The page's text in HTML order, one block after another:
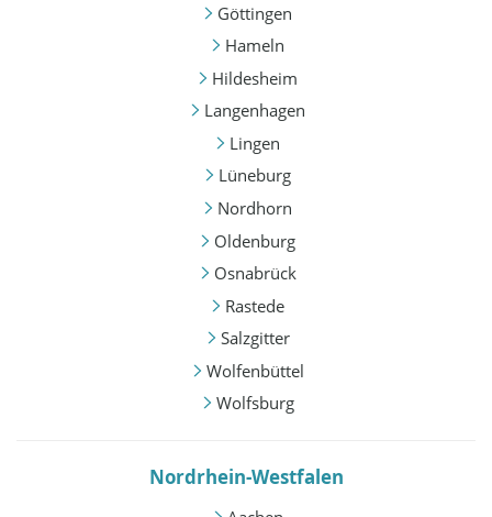
Göttingen
Hameln
Hildesheim
Langenhagen
Lingen
Lüneburg
Nordhorn
Oldenburg
Osnabrück
Rastede
Salzgitter
Wolfenbüttel
Wolfsburg
Nordrhein-Westfalen